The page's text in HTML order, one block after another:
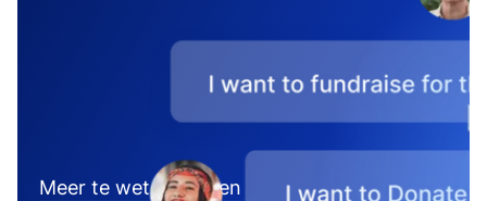
Meer te weten komen